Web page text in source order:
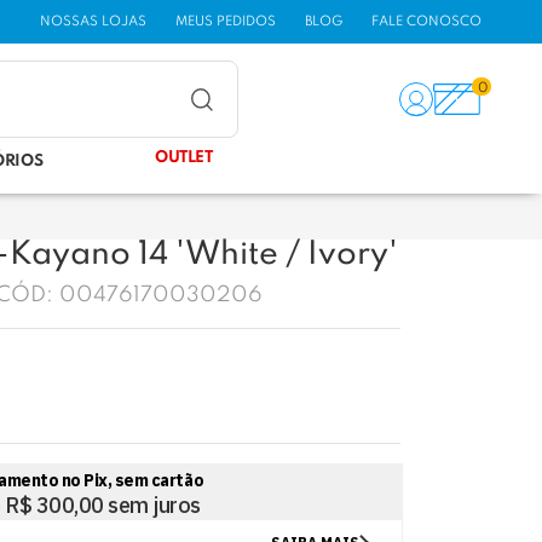
NOSSAS LOJAS MEUS PEDIDOS BLOG FALE CONOSCO
0
OUTLET
Kayano 14 'White / Ivory'
00476170030206